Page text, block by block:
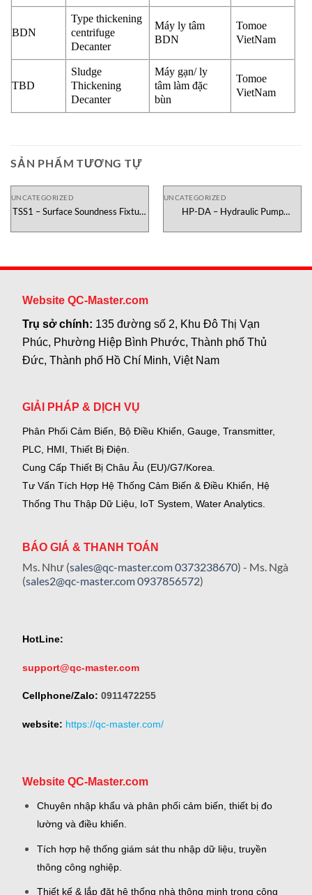
BDN
Type thickening
centrifuge
Decanter
Máy ly tâm
BDN
Tomoe
VietNam
TBD
Sludge
Thickening
Decanter
Máy gạn/ ly
tâm làm đặc
bùn
Tomoe
VietNam
SẢN PHẨM TƯƠNG TỰ
UNCATEGORIZED
TSS1 – Surface Soundness Fixture
UNCATEGORIZED
HP-DA – Hydraulic Pump
Website QC-Master.com
Trụ sở chính: 135 đường số 2, Khu Đô Thị Vạn
Phúc, Phường Hiệp Bình Phước, Thành phố Thủ
Đức, Thành phố Hồ Chí Minh, Việt Nam
GIẢI PHÁP & DỊCH VỤ
Phân Phối Cảm Biến, Bộ Điều Khiển, Gauge, Transmitter,
PLC, HMI, Thiết Bị Điện.
Cung Cấp Thiết Bị Châu Âu (EU)/G7/Korea.
Tư Vấn Tích Hợp Hệ Thống Cảm Biến & Điều Khiển, Hệ
Thống Thu Thập Dữ Liệu, IoT System, Water Analytics.
BÁO GIÁ & THANH TOÁN
Ms. Như (sales@qc-master.com0373238670) - Ms. Ngà
(sales2@qc-master.com0937856572)
HotLine:
support@qc-master.com
Cellphone/Zalo: 0911472255
website: https://qc-master.com/
Website QC-Master.com
Chuyên nhập khẩu và phân phối cảm biến, thiết bị đo
lường và điều khiển.
Tích hợp hệ thống giám sát thu nhập dữ liệu, truyền
thông công nghiệp.
Thiết kế & lắp đặt hệ thống nhà thông minh trong công